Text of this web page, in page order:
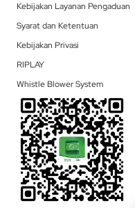
Kebijakan Layanan Pengaduan
Syarat dan Ketentuan
Kebijakan Privasi
RIPLAY
Whistle Blower System